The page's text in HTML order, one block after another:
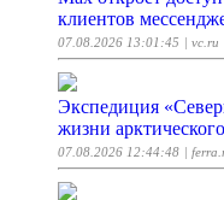
клиентов
07.08.2026 13:01:45 | vc.ru
Экспедиция
жизни
07.08.2026 12:44:48 |